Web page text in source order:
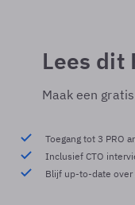
Lees dit
Maak een
Toegang tot 3 PRO
Inclusief CTO
Blijf up-to-date over